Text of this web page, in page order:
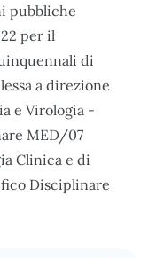
pubbliche
per il
di
a direzione
e Virologia -
MED/07
Clinica e di
Disciplinare